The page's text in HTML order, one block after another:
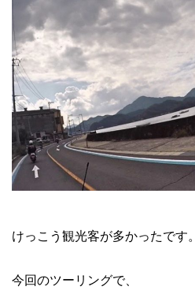
けっこう観光客が多かったです。
今回のツーリングで、